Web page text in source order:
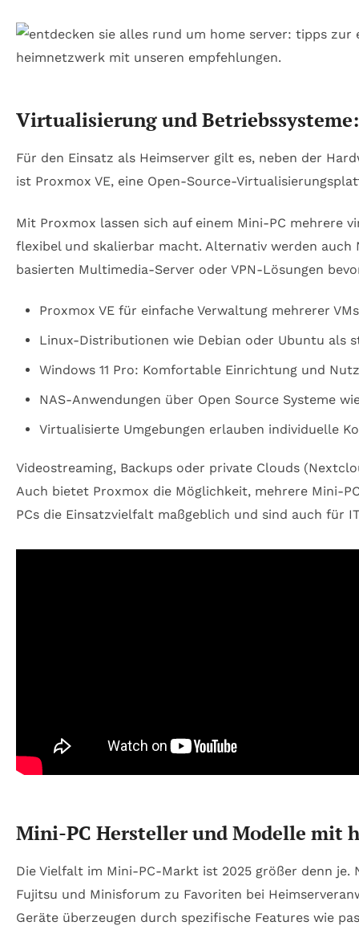
Virtualisierung und
Für den Einsatz als Heimserver gilt es, neben der
ist Proxmox VE, eine Open-Source-
Mit Proxmox lassen sich auf einem Mini-PC mehrere
flexibel und skalierbar macht. Alternativ werden auch
basierten Multimedia-Server oder VPN-Lösungen
Proxmox VE für einfache Verwaltung mehrerer
Linux-Distributionen wie Debian oder Ubuntu als
Windows 11 Pro: Komfortable Einrichtung und
NAS-Anwendungen über Open Source Systeme
Virtualisierte Umgebungen erlauben individuelle
Videostreaming, Backups oder private Clouds
Auch bietet Proxmox die Möglichkeit, mehrere Mini-
PCs die Einsatzvielfalt maßgeblich und sind auch für
Mini-PC Hersteller und Modelle mit
Die Vielfalt im Mini-PC-Markt ist 2025 größer denn
Fujitsu und Minisforum zu Favoriten bei
Geräte überzeugen durch spezifische Features wie